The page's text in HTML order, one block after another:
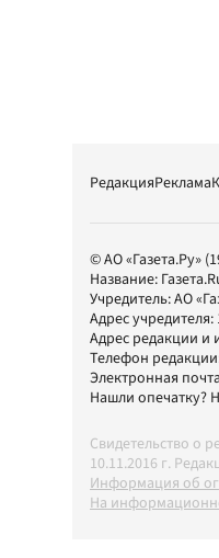
РедакцияРеклама
© АО «Газета.Ру»
Название:
Учредитель:АО
Адрес
Адрес редакции и
Телефон
Электронная
Нашли опечатку?
Свидетельство о
10.11.2016 г.
Информация об
На